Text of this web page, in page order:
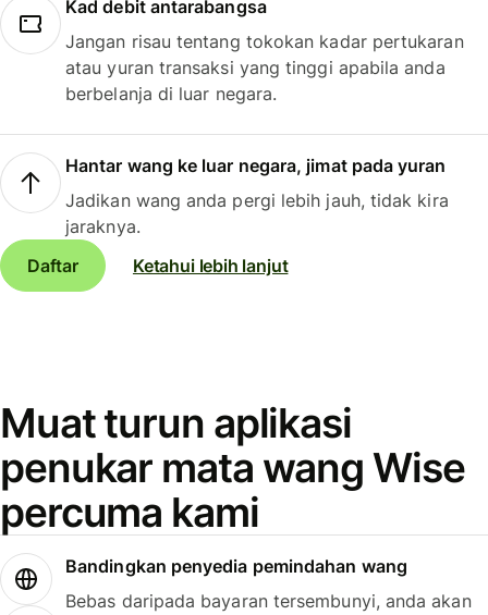
Kad debit antarabangsa
Jangan risau tentang tokokan kadar pertukaran
atau yuran transaksi yang tinggi apabila anda
berbelanja di luar negara.
Hantar wang ke luar negara, jimat pada yuran
Jadikan wang anda pergi lebih jauh, tidak kira
jaraknya.
Daftar
Ketahui lebih lanjut
Muat turun aplikasi
penukar mata wang Wise
percuma kami
Bandingkan penyedia pemindahan wang
Bebas daripada bayaran tersembunyi, anda akan